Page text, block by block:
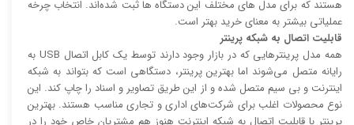
هستند که برای مدل های مختلف این دستگاه ها ثبت شده‌اند. انتخاب چرخه
عملیاتی بیشتر به معنای خرید بهتر است.
قابلیت اتصال به شبکه پرینتر
همه مدل پرینتر‌هایی که در بازار وجود دارند توسط یک کابل اتصال USB به
رایانه متصل می‌شوند اما بهترین پرینتر، دستگاهی است که بتواند به شبکه
اینترنت و بی سیم متصل شده و از این طریق تصاویر و اسناد را چاپ کند. این
نوع محصولات اغلب برای شرکت‌های اداری و تجاری مناسب هستند. بهترین
پرینتر با قابلیت اتصال به شبکه اینترنت هنوز هم مشتریان خاص خود را در